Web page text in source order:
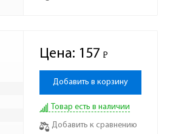
Цена: 157 Р
-
Добавить в корзину
Товар есть в наличии
Добавить к сравнению